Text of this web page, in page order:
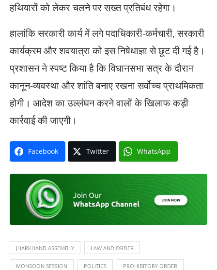
हथियारों को लेकर चलने पर सख्त प्रतिबंध रहेगा।
हालांकि सरकारी कार्य में लगे पदाधिकारी-कर्मचारी, सरकारी
कार्यक्रम और शवयात्रा को इस निषेधाज्ञा से छूट दी गई है।
प्रशासन ने स्पष्ट किया है कि विधानसभा सत्र के दौरान
कानून-व्यवस्था और शांति बनाए रखना सर्वोच्च प्राथमिकता
होगी। आदेश का उल्लंघन करने वालों के खिलाफ कड़ी
कार्रवाई की जाएगी।
Facebook Twitter WhatsApp
JHARKHAND ASSEMBLY LAW AND ORDER
MONSOON SESSION POLITICS PROHIBITORY ORDER